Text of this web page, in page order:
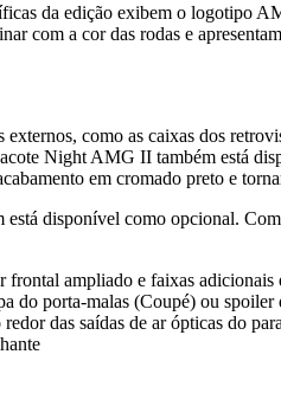
da edição exibem o logotipo
com a cor das rodas e
como as caixas dos
Night AMG II também está
em cromado preto e
disponível como opcional.
frontal ampliado e faixas adicionais
do porta-malas (Coupé) ou
das saídas de ar ópticas do